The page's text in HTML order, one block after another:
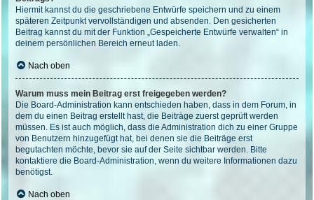
Hiermit kannst du die geschriebene Entwürfe speichern und zu einem
späteren Zeitpunkt vervollständigen und absenden. Den gesicherten
Beitrag kannst du mit der Funktion „Gespeicherte Entwürfe verwalten“ in
deinem persönlichen Bereich erneut laden.
Nach oben
Warum muss mein Beitrag erst freigegeben werden?
Die Board-Administration kann entschieden haben, dass in dem Forum, in
dem du einen Beitrag erstellt hast, die Beiträge zuerst geprüft werden
müssen. Es ist auch möglich, dass die Administration dich zu einer Gruppe
von Benutzern hinzugefügt hat, bei denen sie die Beiträge erst
begutachten möchte, bevor sie auf der Seite sichtbar werden. Bitte
kontaktiere die Board-Administration, wenn du weitere Informationen dazu
benötigst.
Nach oben